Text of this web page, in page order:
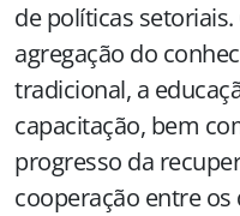
de políticas
agregação do
tradicional, a
capacitação, bem
progresso da
cooperação entre